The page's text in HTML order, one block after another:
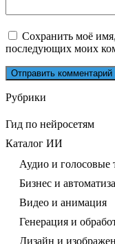
Сохранить моё
последующих моих
Рубрики
Гид по нейросетям
Каталог ИИ
Аудио и голосовые
Бизнес и
Видео и анимация
Генерация и
Дизайн и